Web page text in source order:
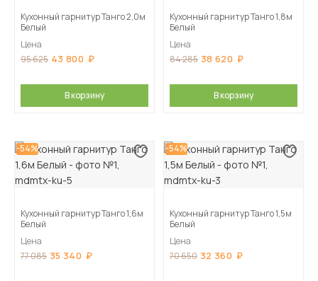
Кухонный гарнитур Танго 2,0м
Белый
Цена
95 625 43 800
В корзину
Кухонный гарнитур Танго 1,8м
Белый
Цена
84 285 38 620
В корзину
-54%
Кухонный гарнитур Танго 1,6м
Белый
Цена
77 085 35 340
-54%
Кухонный гарнитур Танго 1,5м
Белый
Цена
70 650 32 360